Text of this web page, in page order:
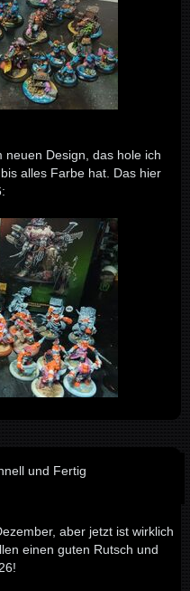
neuen Design, das hole ich
alles Farbe hat. Das hier
und Fertig
aber jetzt ist wirklich
einen guten Rutsch und